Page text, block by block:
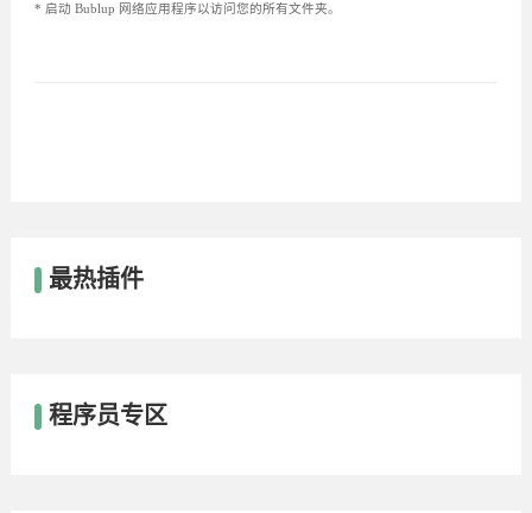
* 启动 Bublup 网络应用程序以访问您的所有文件夹。
最热插件
程序员专区